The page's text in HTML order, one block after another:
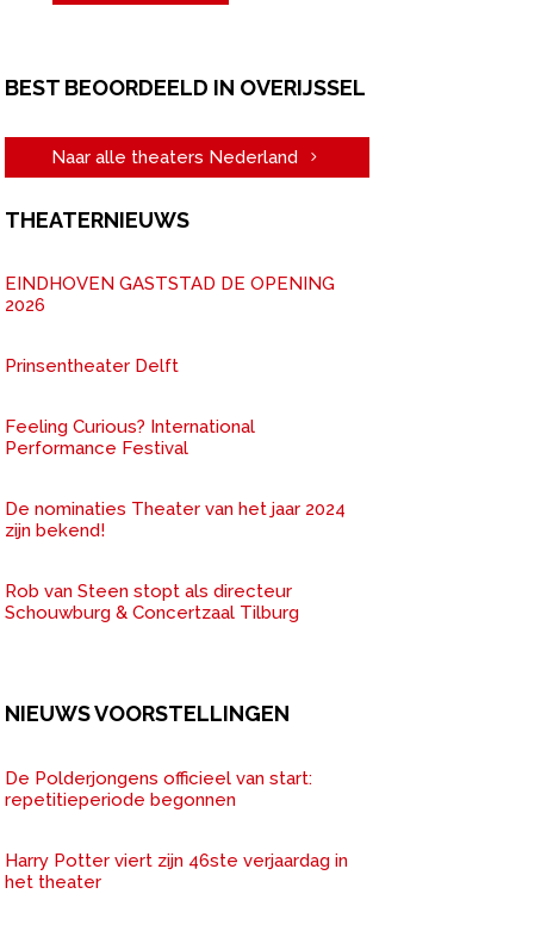
BEST BEOORDEELD IN OVERIJSSEL
Naar alle theaters Nederland
THEATERNIEUWS
EINDHOVEN GASTSTAD DE OPENING
2026
Prinsentheater Delft
Feeling Curious? International
Performance Festival
De nominaties Theater van het jaar 2024
zijn bekend!
Rob van Steen stopt als directeur
Schouwburg & Concertzaal Tilburg
NIEUWS VOORSTELLINGEN
De Polderjongens officieel van start:
repetitieperiode begonnen
Harry Potter viert zijn 46ste verjaardag in
het theater